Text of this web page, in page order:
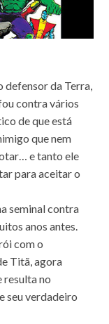
da Terra,
contra vários
de que está
que nem
e tanto ele
para aceitar o
seminal contra
anos antes.
com o
Titã, agora
resulta no
seu verdadeiro